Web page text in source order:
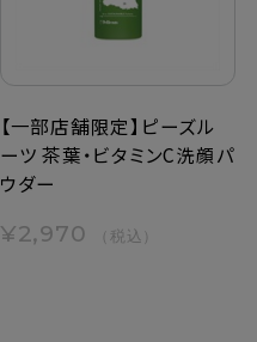
【一部店舗限定】ピーズル
ーツ 茶葉・ビタミンC洗顔パ
ウダー
¥2,970 （税込）